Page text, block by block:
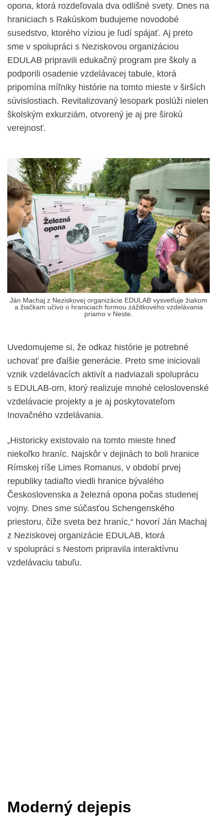
opona, ktorá rozdeľovala dva odlišné svety. Dnes na
hraniciach s Rakúskom budujeme novodobé
susedstvo, ktorého víziou je ľudí spájať. Aj preto
sme v spolupráci s Neziskovou organizáciou
EDULAB pripravili edukačný program pre školy a
podporili osadenie vzdelávacej tabule, ktorá
pripomína míľniky histórie na tomto mieste v širších
súvislostiach. Revitalizovaný lesopark poslúži nielen
školským exkurziám, otvorený je aj pre širokú
verejnosť.
Ján Machaj z Neziskovej organizácie EDULAB vysvetľuje žiakom
a žiačkam učivo o hraniciach formou zážitkového vzdelávania
priamo v Neste.
Uvedomujeme si, že odkaz histórie je potrebné
uchovať pre ďalšie generácie. Preto sme iniciovali
vznik vzdelávacích aktivít a nadviazali spoluprácu
s EDULAB-om, ktorý realizuje mnohé celoslovenské
vzdelávacie projekty a je aj poskytovateľom
Inovačného vzdelávania.
„Historicky existovalo na tomto mieste hneď
niekoľko hraníc. Najskôr v dejinách to boli hranice
Rímskej ríše Limes Romanus, v období prvej
republiky tadiaľto viedli hranice bývalého
Československa a železná opona počas studenej
vojny. Dnes sme súčasťou Schengenského
priestoru, čiže sveta bez hraníc,“ hovorí Ján Machaj
z Neziskovej organizácie EDULAB, ktorá
v spolupráci s Nestom pripravila interaktívnu
vzdelávaciu tabuľu.
Moderný dejepis